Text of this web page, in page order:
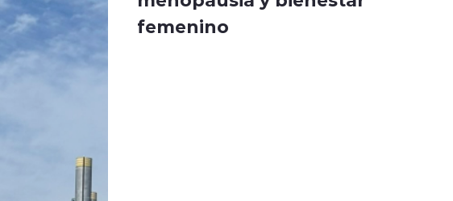
femenino